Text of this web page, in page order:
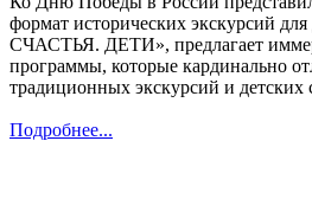
формат исторических экскурсий
СЧАСТЬЯ. ДЕТИ», предлагает
программы, которые кардинально
традиционных экскурсий и детских
Подробнее...